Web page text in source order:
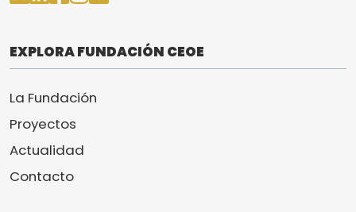
EXPLORA FUNDACIÓN CEOE
La Fundación
Proyectos
Actualidad
Contacto